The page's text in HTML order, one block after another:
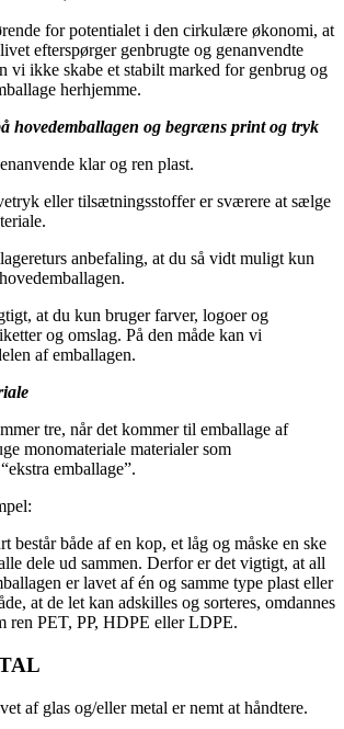
for potentialet i den cirkulære økonomi, at
efterspørger genbrugte og genanvendte
vi ikke skabe et stabilt marked for genbrug og
herhjemme.
hovedemballagen og begræns print og tryk
klar og ren plast.
eller tilsætningsstoffer er sværere at sælge
anbefaling, at du så vidt muligt kun
at du kun bruger farver, logoer og
og omslag. På den måde kan vi
af emballagen.
tre, når det kommer til emballage af
monomateriale materialer som
emballage”.
består både af en kop, et låg og måske en ske
dele ud sammen. Derfor er det vigtigt, at all
er lavet af én og samme type plast eller
at de let kan adskilles og sorteres, omdannes
ren PET, PP, HDPE eller LDPE.
af glas og/eller metal er nemt at håndtere.